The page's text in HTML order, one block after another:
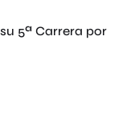
5ª Carrera por